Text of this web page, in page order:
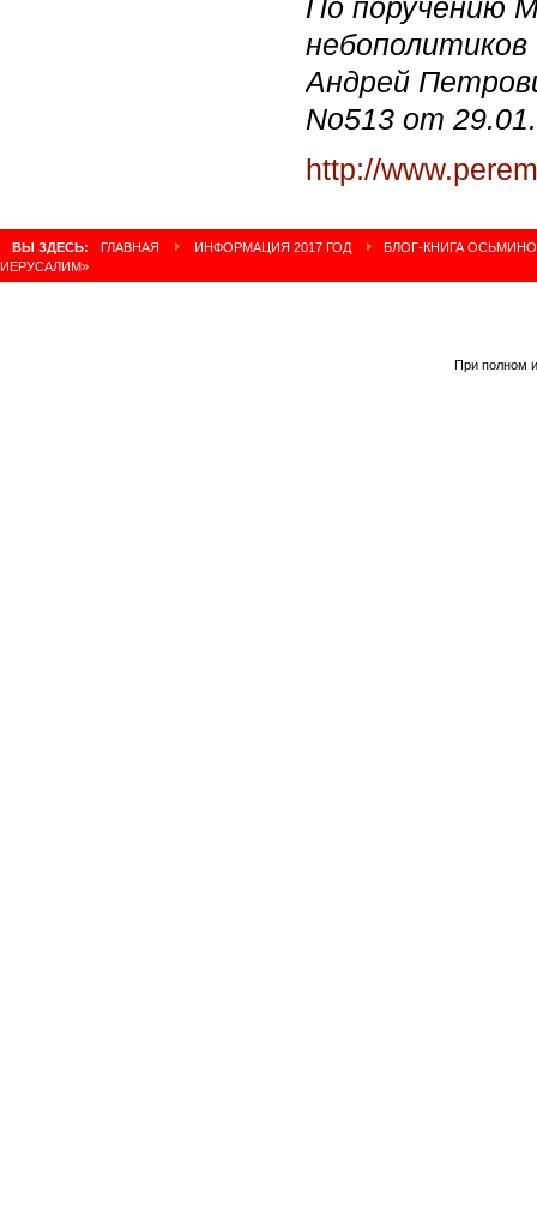
По поручению
небополитиков
Андрей
No513 от
http://
ВЫ ЗДЕСЬ: ГЛАВНАЯ ИНФОРМАЦИЯ 2017 ГОД
БЛОГ-КНИГА
ИЕРУСАЛИМ»
При полном